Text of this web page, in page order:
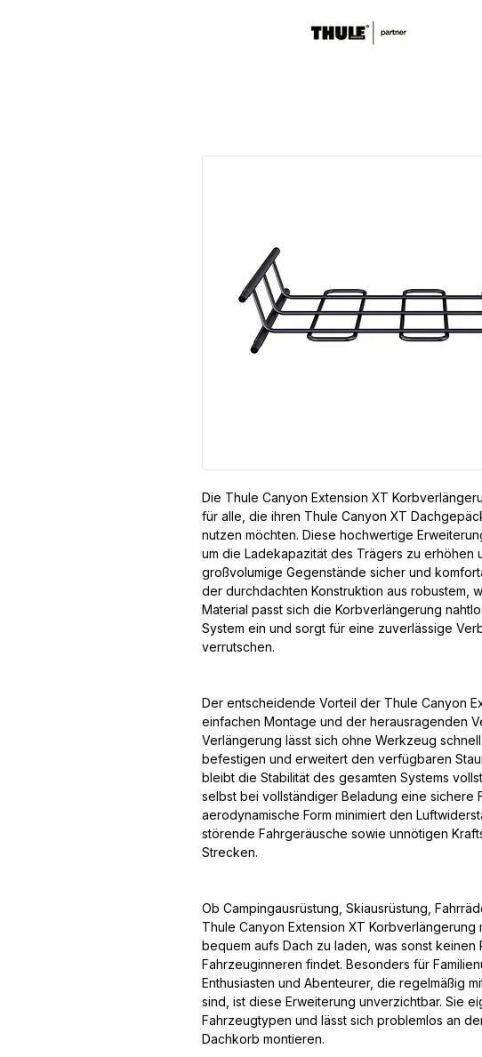
Die Thule Canyon Extension XT
für alle, die ihren Thule Canyon XT
nutzen möchten. Diese hochwertige
um die Ladekapazität des Trägers zu erhöhen
großvolumige Gegenstände sicher und
der durchdachten Konstruktion aus robustem,
Material passt sich die Korbverlängerung
System ein und sorgt für eine zuverlässige
verrutschen.
Der entscheidende Vorteil der Thule Canyon
einfachen Montage und der herausragenden
Verlängerung lässt sich ohne Werkzeug
befestigen und erweitert den verfügbaren
bleibt die Stabilität des gesamten Systems
selbst bei vollständiger Beladung eine sichere
aerodynamische Form minimiert den
störende Fahrgeräusche sowie unnötigen
Strecken.
Ob Campingausrüstung, Skiausrüstung,
Thule Canyon Extension XT Korbverlängerung
bequem aufs Dach zu laden, was sonst keinen
Fahrzeuginneren findet. Besonders für
Enthusiasten und Abenteurer, die regelmäßig
sind, ist diese Erweiterung unverzichtbar. Sie
Fahrzeugtypen und lässt sich problemlos an
Dachkorb montieren.